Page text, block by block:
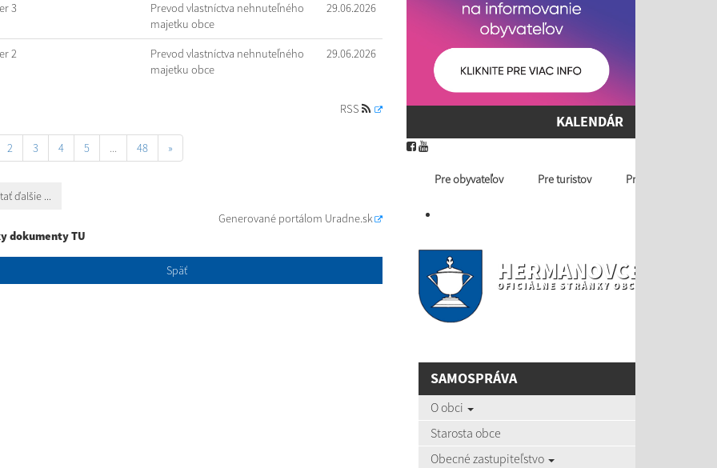
3
Prevod vlastníctva nehnuteľného
majetku obce
29.06.2026
2
Prevod vlastníctva nehnuteľného
majetku obce
29.06.2026
RSS
2 3 4 5 ... 48 »
ďalšie ...
Generované portálom Uradne.sk
dokumenty TU
Späť
KALENDÁR
Pre obyvateľov Pre turistov Profil ver.
HERMANOVCE NAD
OFICIÁLNE STRÁNKY OBCE
SAMOSPRÁVA
O obci
Starosta obce
Obecné zastupiteľstvo